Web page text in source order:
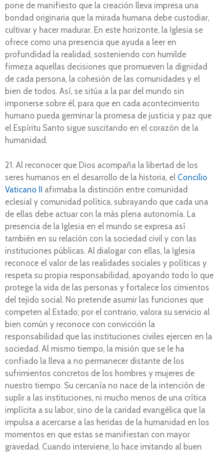
pone de manifiesto que la creación lleva impresa una
bondad originaria que la mirada humana debe custodiar,
cultivar y hacer madurar. En este horizonte, la Iglesia se
ofrece como una presencia que ayuda a leer en
profundidad la realidad, sosteniendo con humilde
firmeza aquellas decisiones que promueven la dignidad
de cada persona, la cohesión de las comunidades y el
bien de todos. Así, se sitúa a la par del mundo sin
imponerse sobre él, para que en cada acontecimiento
humano pueda germinar la promesa de justicia y paz que
el Espíritu Santo sigue suscitando en el corazón de la
humanidad.
21. Al reconocer que Dios acompaña la libertad de los
seres humanos en el desarrollo de la historia, el Concilio
Vaticano II afirmaba la distinción entre comunidad
eclesial y comunidad política, subrayando que cada una
de ellas debe actuar con la más plena autonomía. La
presencia de la Iglesia en el mundo se expresa así
también en su relación con la sociedad civil y con las
instituciones públicas. Al dialogar con ellas, la Iglesia
reconoce el valor de las realidades sociales y políticas y
respeta su propia responsabilidad, apoyando todo lo que
protege la vida de las personas y fortalece los cimientos
del tejido social. No pretende asumir las funciones que
competen al Estado; por el contrario, valora su servicio al
bien común y reconoce con convicción la
responsabilidad que las instituciones civiles ejercen en la
sociedad. Al mismo tiempo, la misión que se le ha
confiado la lleva a no permanecer distante de los
sufrimientos concretos de los hombres y mujeres de
nuestro tiempo. Su cercanía no nace de la intención de
suplir a las instituciones, ni mucho menos de una crítica
implícita a su labor, sino de la caridad evangélica que la
impulsa a acercarse a las heridas de la humanidad en los
momentos en que estas se manifiestan con mayor
gravedad. Cuando interviene, lo hace imitando al buen